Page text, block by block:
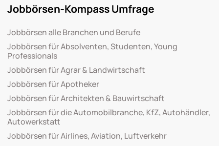
Jobbörsen-Kompass Umfrage
Jobbörsen alle Branchen und Berufe
Jobbörsen für Absolventen, Studenten, Young
Professionals
Jobbörsen für Agrar & Landwirtschaft
Jobbörsen für Apotheker
Jobbörsen für Architekten & Bauwirtschaft
Jobbörsen für die Automobilbranche, KfZ, Autohändler,
Autowerkstatt
Jobbörsen für Airlines, Aviation, Luftverkehr